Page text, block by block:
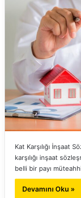
Kat Karşılığı İnşaat
karşılığı inşaat
belli bir payı
Devamını Oku »